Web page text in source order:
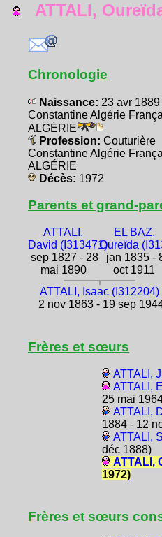
ATTALI,
Chronologie
Naissance: 23 avr 1889
Constantine Algérie
ALGÉRIE
Profession: Couturière
Constantine Algérie
ALGÉRIE
Décès: 1972
Parents et grand-
ATTALI,
David (I313471)
sep 1827 - 28
mai 1890
EL BAZ,
Oureïda
jan 1835 -
oct 1911
ATTALI, Isaac (I312204)
2 nov 1863 - 19 sep
Frères et sœurs
ATTALI,
ATTALI,
25 mai
ATTALI,
1884 - 12
ATTALI,
déc 1888)
ATTALI,
1972)
Frères et sœurs